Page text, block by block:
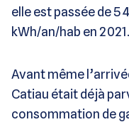
elle est passée de 5
kWh/an/hab en 2021.
Avant même
Catiau était déjà
consommation de